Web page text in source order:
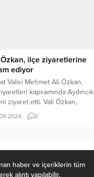
gelen sporcular
yarıştı. Hem...
ilçe ziyaretlerine
ediyor
Valisi Mehmet Ali Özkan,
kapsamında Aydıncık
ziyaret etti. Vali Özkan,
Kaymakamlık, Belediye
Evi'ni ziyaret etti.
0
haber ve içeriklerin tüm
alıntı yapılabilir.